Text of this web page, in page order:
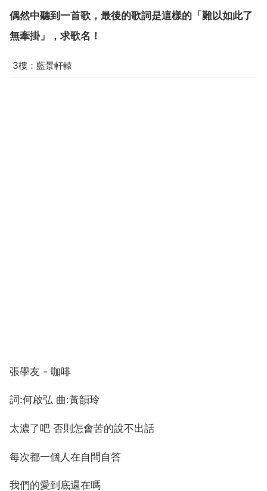
偶然中聽到一首歌，最後的歌詞是這樣的「難以如此了
無牽掛」，求歌名！
3樓：藍景軒轅
張學友 - 咖啡
詞:何啟弘 曲:黃韻玲
太濃了吧 否則怎會苦的說不出話
每次都一個人在自問自答
我們的愛到底還在嗎